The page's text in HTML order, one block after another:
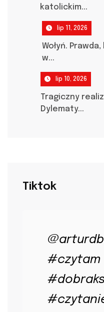
katolickim...
lip 11, 2026
Wołyń.
w...
lip 10, 2026
Tragiczny
Dylematy...
Tiktok
#czytam